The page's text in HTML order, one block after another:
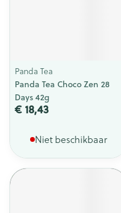
Panda Tea
Panda Tea Choco Zen 28
Days 42g
€ 18,43
Niet beschikbaar